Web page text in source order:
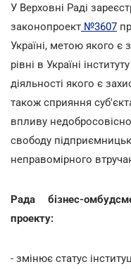
У Верховні Раді
законопроект №3607
Україні, метою якого
рівні в Україні
діяльності якого є
також сприяння
впливу
свободу
неправомірного
Рада бізнес-
проекту:
- змінює статус